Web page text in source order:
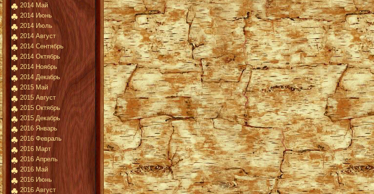
2014 Май
2014 Июнь
2014 Июль
2014 Август
2014 Сентябрь
2014 Октябрь
2014 Ноябрь
2014 Декабрь
2015 Май
2015 Август
2015 Октябрь
2015 Декабрь
2016 Январь
2016 Февраль
2016 Март
2016 Апрель
2016 Май
2016 Июнь
2016 Август